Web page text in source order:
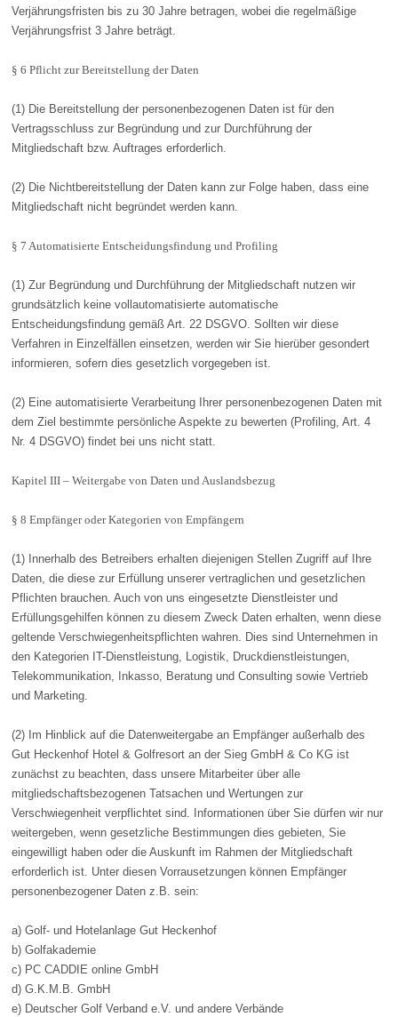
Verjährungsfristen bis zu 30 Jahre betragen, wobei die regelmäßige
Verjährungsfrist 3 Jahre beträgt.
§ 6 Pflicht zur Bereitstellung der Daten
(1) Die Bereitstellung der personenbezogenen Daten ist für den
Vertragsschluss zur Begründung und zur Durchführung der
Mitgliedschaft bzw. Auftrages erforderlich.
(2) Die Nichtbereitstellung der Daten kann zur Folge haben, dass eine
Mitgliedschaft nicht begründet werden kann.
§ 7 Automatisierte Entscheidungsfindung und Profiling
(1) Zur Begründung und Durchführung der Mitgliedschaft nutzen wir
grundsätzlich keine vollautomatisierte automatische
Entscheidungsfindung gemäß Art. 22 DSGVO. Sollten wir diese
Verfahren in Einzelfällen einsetzen, werden wir Sie hierüber gesondert
informieren, sofern dies gesetzlich vorgegeben ist.
(2) Eine automatisierte Verarbeitung Ihrer personenbezogenen Daten mit
dem Ziel bestimmte persönliche Aspekte zu bewerten (Profiling, Art. 4
Nr. 4 DSGVO) findet bei uns nicht statt.
Kapitel III – Weitergabe von Daten und Auslandsbezug
§ 8 Empfänger oder Kategorien von Empfängern
(1) Innerhalb des Betreibers erhalten diejenigen Stellen Zugriff auf Ihre
Daten, die diese zur Erfüllung unserer vertraglichen und gesetzlichen
Pflichten brauchen. Auch von uns eingesetzte Dienstleister und
Erfüllungsgehilfen können zu diesem Zweck Daten erhalten, wenn diese
geltende Verschwiegenheitspflichten wahren. Dies sind Unternehmen in
den Kategorien IT-Dienstleistung, Logistik, Druckdienstleistungen,
Telekommunikation, Inkasso, Beratung und Consulting sowie Vertrieb
und Marketing.
(2) Im Hinblick auf die Datenweitergabe an Empfänger außerhalb des
Gut Heckenhof Hotel & Golfresort an der Sieg GmbH & Co KG ist
zunächst zu beachten, dass unsere Mitarbeiter über alle
mitgliedschaftsbezogenen Tatsachen und Wertungen zur
Verschwiegenheit verpflichtet sind. Informationen über Sie dürfen wir nur
weitergeben, wenn gesetzliche Bestimmungen dies gebieten, Sie
eingewilligt haben oder die Auskunft im Rahmen der Mitgliedschaft
erforderlich ist. Unter diesen Vorrausetzungen können Empfänger
personenbezogener Daten z.B. sein:
a) Golf- und Hotelanlage Gut Heckenhof
b) Golfakademie
c) PC CADDIE online GmbH
d) G.K.M.B. GmbH
e) Deutscher Golf Verband e.V. und andere Verbände